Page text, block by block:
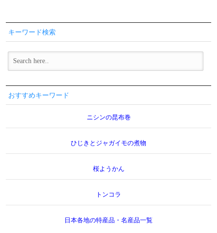
キーワード検索
おすすめキーワード
ニシンの昆布巻
ひじきとジャガイモの煮物
桜ようかん
トンコラ
日本各地の特産品・名産品一覧